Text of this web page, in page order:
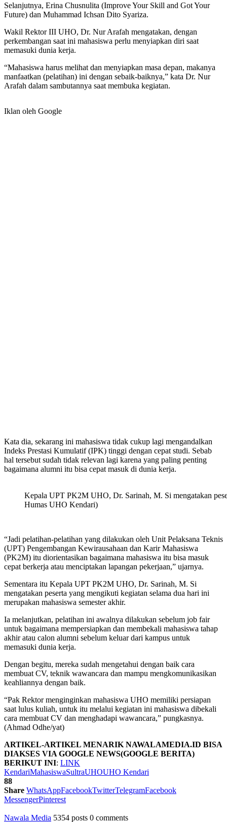
Selanjutnya, Erina Chusnulita (Improve Your Skill and Got Your
Future) dan Muhammad Ichsan Dito Syariza.
Wakil Rektor III UHO, Dr. Nur Arafah mengatakan, dengan
perkembangan saat ini mahasiswa perlu menyiapkan diri saat
memasuki dunia kerja.
“Mahasiswa harus melihat dan menyiapkan masa depan, makanya
manfaatkan (pelatihan) ini dengan sebaik-baiknya,” kata Dr. Nur
Arafah dalam sambutannya saat membuka kegiatan.
Iklan oleh Google
Kata dia, sekarang ini mahasiswa tidak cukup lagi mengandalkan
Indeks Prestasi Kumulatif (IPK) tinggi dengan cepat studi. Sebab
hal tersebut sudah tidak relevan lagi karena yang paling penting
bagaimana alumni itu bisa cepat masuk di dunia kerja.
Kepala UPT PK2M UHO, Dr. Sarinah, M. Si mengatakan
Humas UHO Kendari)
“Jadi pelatihan-pelatihan yang dilakukan oleh Unit Pelaksana Teknis
(UPT) Pengembangan Kewirausahaan dan Karir Mahasiswa
(PK2M) itu diorientasikan bagaimana mahasiswa itu bisa masuk
cepat berkerja atau menciptakan lapangan pekerjaan,” ujarnya.
Sementara itu Kepala UPT PK2M UHO, Dr. Sarinah, M. Si
mengatakan peserta yang mengikuti kegiatan selama dua hari ini
merupakan mahasiswa semester akhir.
Ia melanjutkan, pelatihan ini awalnya dilakukan sebelum job fair
untuk bagaimana mempersiapkan dan membekali mahasiswa tahap
akhir atau calon alumni sebelum keluar dari kampus untuk
memasuki dunia kerja.
Dengan begitu, mereka sudah mengetahui dengan baik cara
membuat CV, teknik wawancara dan mampu mengkomunikasikan
keahliannya dengan baik.
“Pak Rektor menginginkan mahasiswa UHO memiliki persiapan
saat lulus kuliah, untuk itu melalui kegiatan ini mahasiswa dibekali
cara membuat CV dan menghadapi wawancara,” pungkasnya.
(Ahmad Odhe/yat)
ARTIKEL-ARTIKEL MENARIK NAWALAMEDIA.ID BISA
DIAKSES VIA GOOGLE NEWS(GOOGLE BERITA)
BERIKUT INI: LINK
KendariMahasiswaSultraUHOUHO Kendari
88
Share WhatsAppFacebookTwitterTelegramFacebook
MessengerPinterest
Nawala Media 5354 posts 0 comments